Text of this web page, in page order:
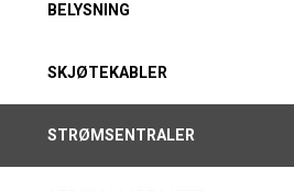
BELYSNING
SKJØTEKABLER
STRØMSENTRALER